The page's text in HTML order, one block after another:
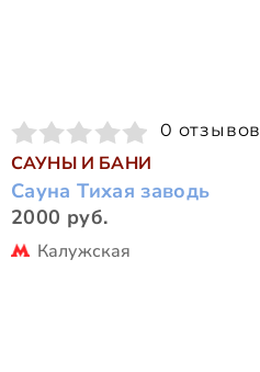
0 отзывов
САУНЫ И БАНИ
Сауна Тихая заводь
2000 руб.
Калужская